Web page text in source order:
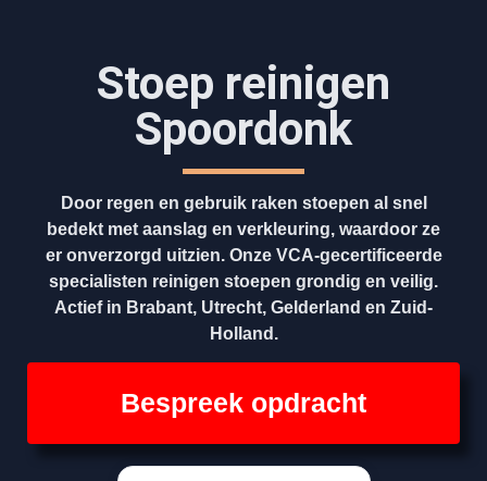
Stoep reinigen
Spoordonk
Door regen en gebruik raken stoepen al snel
bedekt met aanslag en verkleuring, waardoor ze
er onverzorgd uitzien. Onze VCA-gecertificeerde
specialisten reinigen stoepen grondig en veilig.
Actief in Brabant, Utrecht, Gelderland en Zuid-
Holland.
Bespreek opdracht